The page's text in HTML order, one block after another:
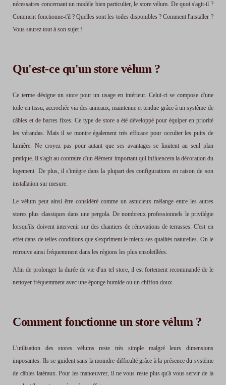
nécessaires concernant un modèle bien particulier, le store vélum. De quoi s'agit-il ?
Comment fonctionne-t'il ? Quelles sont les toiles disponibles ? Comment l'installer ?
Vous saurez tout à son sujet !
Qu'est-ce qu'un store vélum ?
Ce terme désigne un store pour un usage en intérieur. Celui-ci se compose d'une
toile en tissu, accrochée via des anneaux, maintenue et tendue grâce à un système de
câbles et de barres fixes. Ce type de store a été développé pour équiper en priorité
les vérandas. Mais il se montre également très efficace pour occulter les puits de
lumière. Ne croyez pas pour autant que ses avantages se limitent au seul plan
pratique. Il s'agit au contraire d'un élément important qui influencera la décoration du
logement. De plus, il s'intègre dans la plupart des configurations en raison de son
installation sur mesure.
Le vélum peut ainsi être considéré comme un astucieux mélange entre les autres
stores plus classiques dans une pergola. De nombreux professionnels le privilégie
lorsqu'ils doivent intervenir sur des chantiers de rénovations de terrasses. C'est en
effet dans de telles conditions que s'expriment le mieux ses qualités naturelles. On le
retrouve ainsi fréquemment dans les régions les plus ensoleillées.
Afin de prolonger la durée de vie d'un tel store, il est fortement recommandé de le
nettoyer fréquemment avec une éponge humide ou un chiffon doux.
Comment fonctionne un store vélum ?
L'utilisation des stores vélums reste très simple malgré leurs dimensions
imposantes. Ils se guident sans la moindre difficulté grâce à la présence du système
de câbles latéraux. Pour les manœuvrer, il ne vous reste plus qu'à vous servir de la